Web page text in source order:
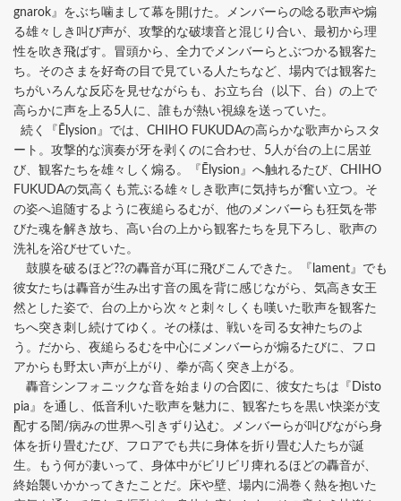
gnarok』をぶち噛まして幕を開けた。メンバーらの唸る歌声や煽
る雄々しき叫び声が、攻撃的な破壊音と混じり合い、最初から理
性を吹き飛ばす。冒頭から、全力でメンバーらとぶつかる観客た
ち。そのさまを好奇の目で見ている人たちなど、場内では観客た
ちがいろんな反応を見せながらも、お立ち台（以下、台）の上で
高らかに声を上る5人に、誰もが熱い視線を送っていた。
続く『Ēlysion』では、CHIHO FUKUDAの高らかな歌声からスタ
ート。攻撃的な演奏が牙を剥くのに合わせ、5人が台の上に居並
び、観客たちを雄々しく煽る。『Ēlysion』へ触れるたび、CHIHO
FUKUDAの気高くも荒ぶる雄々しき歌声に気持ちが奮い立つ。そ
の姿へ追随するように夜縋らるむが、他のメンバーらも狂気を帯
びた魂を解き放ち、高い台の上から観客たちを見下ろし、歌声の
洗礼を浴びせていた。
鼓膜を破るほど??の轟音が耳に飛びこんできた。『lament』でも
彼女たちは轟音が生み出す音の風を背に感じながら、気高き女王
然とした姿で、台の上から次々と刺々しくも嘆いた歌声を観客た
ちへ突き刺し続けてゆく。その様は、戦いを司る女神たちのよ
う。だから、夜縋らるむを中心にメンバーらが煽るたびに、フロ
アからも野太い声が上がり、拳が高く突き上がる。
轟音シンフォニックな音を始まりの合図に、彼女たちは『Disto
pia』を通し、低音利いた歌声を魅力に、観客たちを黒い快楽が支
配する闇/病みの世界へ引きずり込む。メンバーらが叫びながら身
体を折り畳むたび、フロアでも共に身体を折り畳む人たちが誕
生。もう何が凄いって、身体中がビリビリ痺れるほどの轟音が、
終始襲いかかってきたことだ。床や壁、場内に渦巻く熱を抱いた